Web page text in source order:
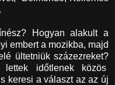
Hogyan alakult a
embert a mozikba, majd
ültetniük százezreket?
időtlenek közös
keresi a választ az az új